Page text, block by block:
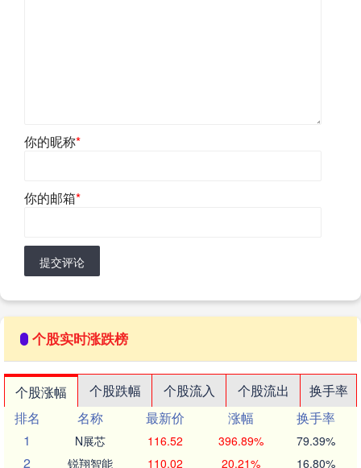
你的昵称*
你的邮箱*
提交评论
个股实时涨跌榜
个股涨幅 个股跌幅 个股流入 个股流出
换手率
排名
名称 最新价 涨幅
换手率
1
N展芯 116.52 396.89% 79.39%
2 锐翔智能 110.02 20.21% 16.80%